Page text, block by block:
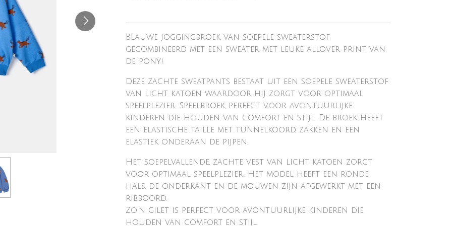
Blauwe joggingbroek van soepele sweaterstof
gecombineerd met een sweater met leuke allover print van
de pony!
Deze zachte sweatpants bestaat uit een soepele sweaterstof
van licht katoen waardoor hij zorgt voor optimaal
speelplezier. Speelbroek, perfect voor avontuurlijke
kinderen die houden van comfort en stijl. De broek heeft
een elastische taille met tunnelkoord, zakken en een
elastiek onderaan de pijpen.
Het soepelvallende, zachte vest van licht katoen zorgt
voor optimaal speelplezier. Het model heeft een ronde
hals, de onderkant en de mouwen zijn afgewerkt met een
ribboord.
Zo'n gilet is perfect voor avontuurlijke kinderen die
houden van comfort en stijl.